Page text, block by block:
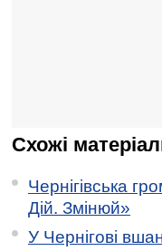
Схожі
Чернігівська
Дій. Змінюй»
У Чернігові